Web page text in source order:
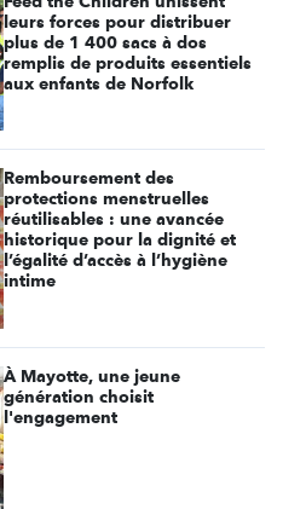
leurs forces pour distribuer
plus de 1 400 sacs à dos
remplis de produits essentiels
aux enfants de Norfolk
Remboursement des
protections menstruelles
réutilisables : une avancée
historique pour la dignité et
l’égalité d’accès à l’hygiène
intime
À Mayotte, une jeune
génération choisit
l'engagement